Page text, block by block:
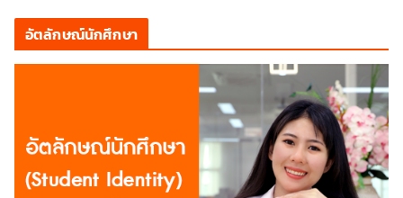
อัตลักษณ์นักศึกษา